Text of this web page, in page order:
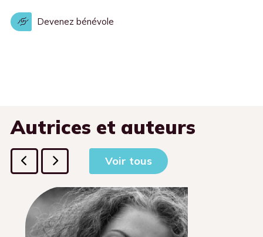
Devenez bénévole
Autrices et auteurs
Voir tous